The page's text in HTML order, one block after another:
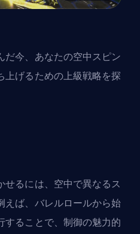
だ今、あなたの空中スピン
上げるための上級戦略を探
るには、空中で異なるス
えば、バレルロールから始
することで、制御の魅力的